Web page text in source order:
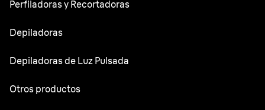
NEVO
Series 7
Perfiladoras y Recortadoras
Recortadoras de barba
Series X
Depiladoras
Silk·épil SkinSpa
Depiladoras de Luz Pulsada
Skin i·expert
Otros productos